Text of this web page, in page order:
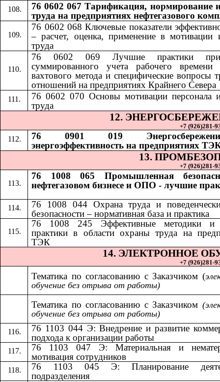
76 0602 067 Тарификация, нормирование
труда на предприятиях нефтегазового
76 0602 068 ​​Ключевые показатели
– расчет, оценка, применение в мотивации
труда
76 0602 069
Лучшие практики
суммированного учета рабочего
вахтового метода и специфические вопросы
отношений на предприятиях Крайнего Севера
76 0602 070 ​​Основы мотивации персонала
труда
12.
+7 (926)281-
76 0901 019
энергоэффективность на предприятиях
13.
+7 (926)281-
76 1008 065 Промышленная
нефтегазовом бизнесе и ОПО - лучшие
76 1008 044 Охрана труда и
безопасности – нормативная база и практика
76 1008 245 Эффективные методики и
практики в области охраны труда на
ТЭК
14.​​ ЭЛЕКТРОННОЕ
+7 (926)281-
Тематика по согласованию с Заказчиком (
обучение без отрыва от работы)
Тематика по согласованию с Заказчиком​​
обучение без отрыва от работы)
76 1103 044 Э: Внедрение и развитие
подхода к организации работы
76 1103 047 Э: Материальная и
мотивация сотрудников
76 1103 045 Э: Планирование
подразделения